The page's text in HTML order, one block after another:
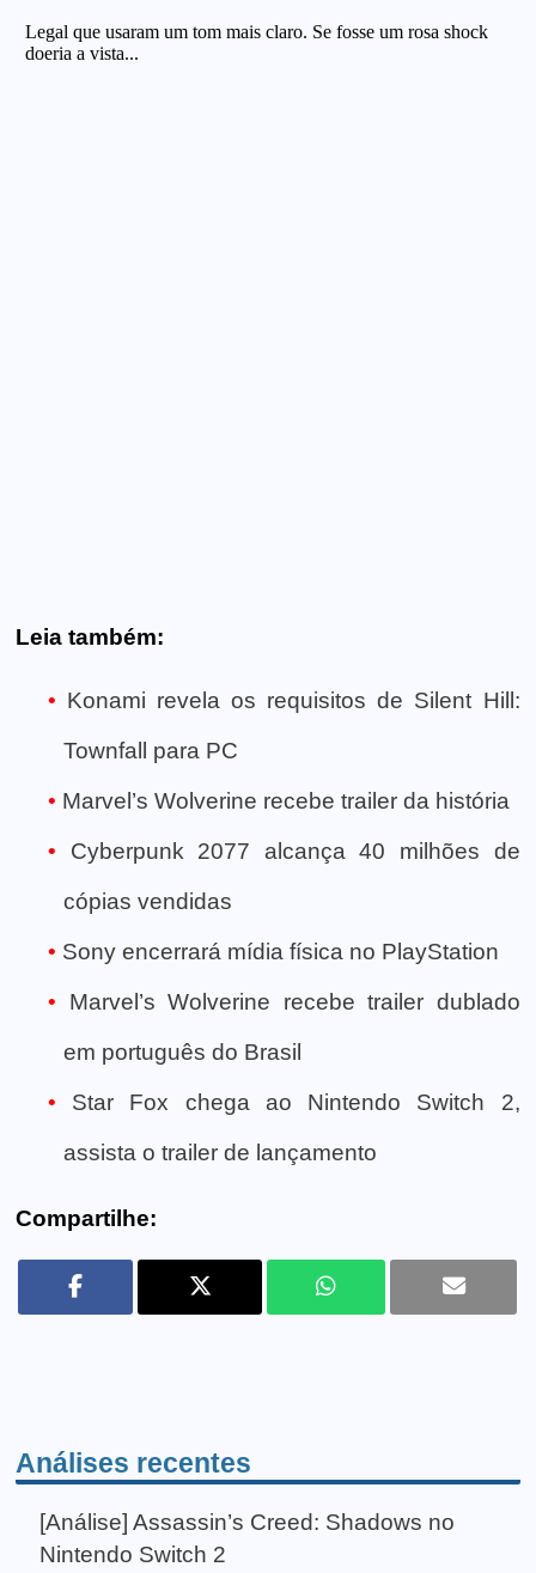
Leia também:
Konami revela os requisitos de Silent Hill:
Townfall para PC
Marvel’s Wolverine recebe trailer da história
Cyberpunk 2077 alcança 40 milhões de
cópias vendidas
Sony encerrará mídia física no PlayStation
Marvel’s Wolverine recebe trailer dublado
em português do Brasil
Star Fox chega ao Nintendo Switch 2,
assista o trailer de lançamento
Compartilhe:
Análises recentes
[Análise] Assassin’s Creed: Shadows no
Nintendo Switch 2